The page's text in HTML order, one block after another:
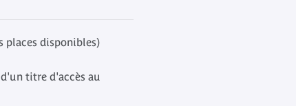
places disponibles)
titre d'accès au